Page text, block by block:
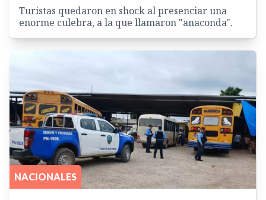
Turistas quedaron en shock al presenciar una
enorme culebra, a la que llamaron "anaconda".
NACIONALES